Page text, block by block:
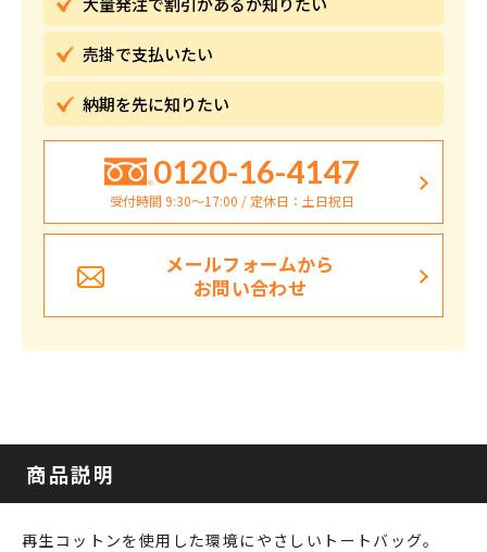
売掛で支払いたい
納期を先に知りたい
0120-16-4147
受付時間 9:30〜17:00 / 定休日：土日祝日
メールフォームから
お問い合わせ
商品説明
再生コットンを使用した環境にやさしいトートバッグ。